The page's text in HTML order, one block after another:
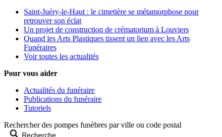
Saint-Juéry-le-Haut : le cimetière se métamorphose pour
retrouver son éclat
Un projet de construction de crématorium à Louviers
Quand les Arts Plastiques tissent un lien avec les Arts
Funéraires
Voir toutes les actualités
Pour vous aider
Actualités du funéraire
Publications du funéraire
Tutoriels
Rechercher des pompes funèbres par ville ou code postal